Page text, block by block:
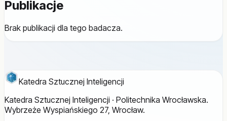
Publikacje
Brak publikacji dla tego badacza.
Katedra Sztucznej Inteligencji
Katedra Sztucznej Inteligencji · Politechnika Wrocławska.
Wybrzeże Wyspiańskiego 27, Wrocław.